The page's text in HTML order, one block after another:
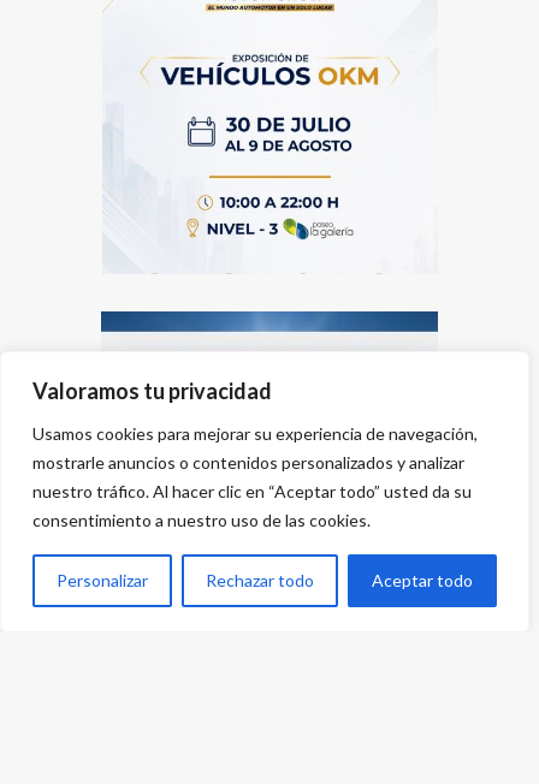
Valoramos tu privacidad
Usamos cookies para mejorar su experiencia de navegación,
mostrarle anuncios o contenidos personalizados y analizar
nuestro tráfico. Al hacer clic en “Aceptar todo” usted da su
consentimiento a nuestro uso de las cookies.
Personalizar Rechazar todo Aceptar todo